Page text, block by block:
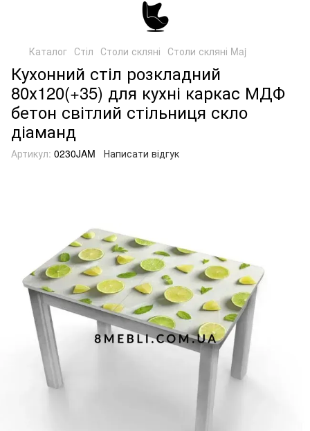
Каталог Стіл Столи скляні Столи скляні Maj
Кухонний стіл розкладний
80х120(+35) для кухні каркас МДФ
бетон світлий стільниця скло
діаманд
Артикул: 0230JAM Написати відгук